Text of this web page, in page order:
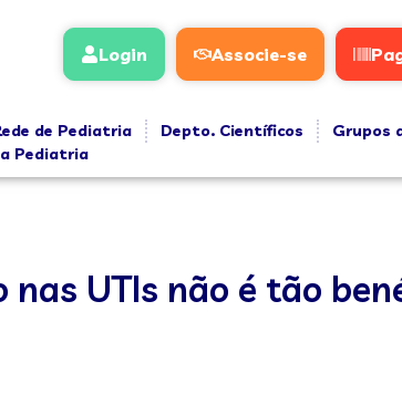
Login Associe-se
de Pediatria Depto. Científicos Grupos
Pediatria
nas UTIs não é tão